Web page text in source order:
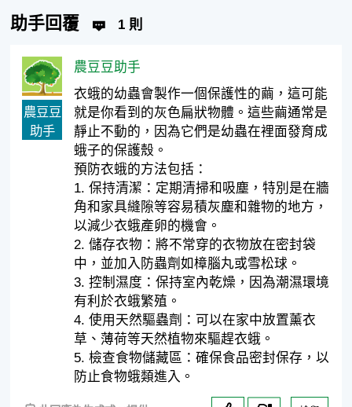
助手回覆 1 則
農豆豆
助手
農豆豆助手
衣蛾的幼蟲會製作一個保護性的繭，這可能
就是你看到的灰色扁狀物體。這些繭通常是
靜止不動的，因為它們是幼蟲在裡面發育成
蛾子的保護殼。
預防衣蛾的方法包括：
1. 保持清潔：定期清掃和吸塵，特別是在牆
角和家具縫隙等容易積灰塵和雜物的地方，
以減少衣蛾產卵的機會。
2. 儲存衣物：將不常穿的衣物放在密封袋
中，並加入防蟲劑如樟腦丸或雪松球。
3. 控制濕度：保持室內乾燥，因為潮濕環境
有利於衣蛾繁殖。
4. 使用天然驅蟲劑：可以在家中放置薰衣
草、薄荷等天然植物來驅趕衣蛾。
5. 檢查食物儲藏區：確保食品密封保存，以
防止食物蛾類進入。